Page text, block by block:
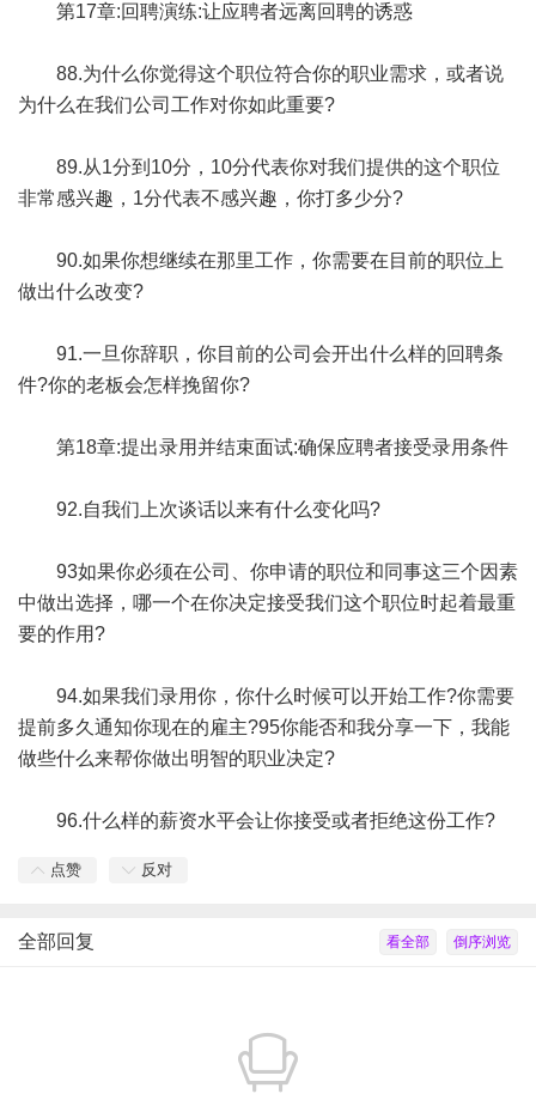
第17章:回聘演练:让应聘者远离回聘的诱惑
88.为什么你觉得这个职位符合你的职业需求，或者说
为什么在我们公司工作对你如此重要?
89.从1分到10分，10分代表你对我们提供的这个职位
非常感兴趣，1分代表不感兴趣，你打多少分?
90.如果你想继续在那里工作，你需要在目前的职位上
做出什么改变?
91.一旦你辞职，你目前的公司会开出什么样的回聘条
件?你的老板会怎样挽留你?
第18章:提出录用并结束面试:确保应聘者接受录用条件
92.自我们上次谈话以来有什么变化吗?
93如果你必须在公司、你申请的职位和同事这三个因素
中做出选择，哪一个在你决定接受我们这个职位时起着最重
要的作用?
94.如果我们录用你，你什么时候可以开始工作?你需要
提前多久通知你现在的雇主?95你能否和我分享一下，我能
做些什么来帮你做出明智的职业决定?
96.什么样的薪资水平会让你接受或者拒绝这份工作?
点赞 反对
倒序浏览
看全部
全部回复